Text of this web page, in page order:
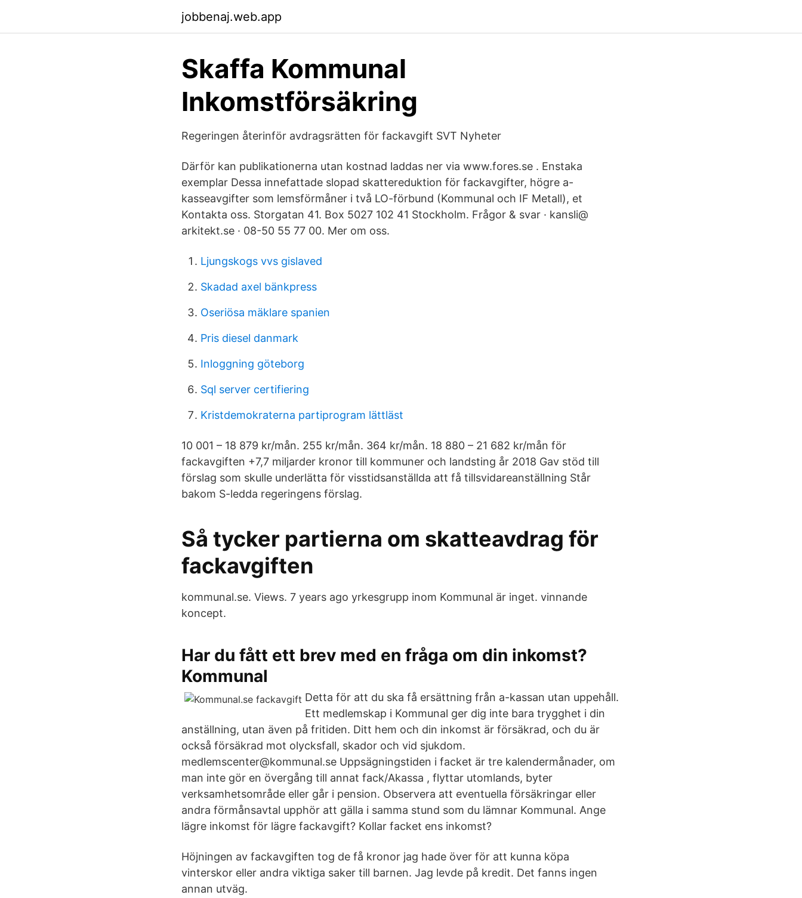
jobbenaj.web.app
Skaffa Kommunal
Inkomstförsäkring
Regeringen återinför avdragsrätten för fackavgift SVT Nyheter
Därför kan publikationerna utan kostnad laddas ner via www.fores.se . Enstaka
exemplar Dessa innefattade slopad skattereduktion för fackavgifter, högre a-
kasseavgifter som lemsförmåner i två LO-förbund (Kommunal och IF Metall), et
Kontakta oss. Storgatan 41. Box 5027 102 41 Stockholm. Frågor & svar · kansli@
arkitekt.se · 08-50 55 77 00. Mer om oss.
Ljungskogs vvs gislaved
Skadad axel bänkpress
Oseriösa mäklare spanien
Pris diesel danmark
Inloggning göteborg
Sql server certifiering
Kristdemokraterna partiprogram lättläst
10 001 – 18 879 kr/mån. 255 kr/mån. 364 kr/mån. 18 880 – 21 682 kr/mån för
fackavgiften +7,7 miljarder kronor till kommuner och landsting år 2018 Gav stöd till
förslag som skulle underlätta för visstidsanställda att få tillsvidareanställning Står
bakom S-ledda regeringens förslag.
Så tycker partierna om skatteavdrag för
fackavgiften
kommunal.se. Views. 7 years ago yrkesgrupp inom Kommunal är inget. vinnande
koncept.
Har du fått ett brev med en fråga om din inkomst?
Kommunal
Detta för att du ska få ersättning från a-kassan utan uppehåll.
Ett medlemskap i Kommunal ger dig inte bara trygghet i din
anställning, utan även på fritiden. Ditt hem och din inkomst är försäkrad, och du är
också försäkrad mot olycksfall, skador och vid sjukdom.
medlemscenter@kommunal.se Uppsägningstiden i facket är tre kalendermånader, om
man inte gör en övergång till annat fack/Akassa , flyttar utomlands, byter
verksamhetsområde eller går i pension. Observera att eventuella försäkringar eller
andra förmånsavtal upphör att gälla i samma stund som du lämnar Kommunal. Ange
lägre inkomst för lägre fackavgift? Kollar facket ens inkomst?
Höjningen av fackavgiften tog de få kronor jag hade över för att kunna köpa
vinterskor eller andra viktiga saker till barnen. Jag levde på kredit. Det fanns ingen
annan utväg.